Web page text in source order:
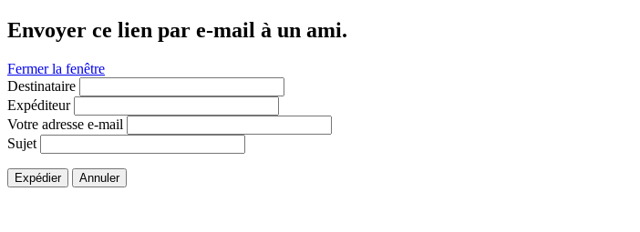
Envoyer ce lien par e-mail à un ami.
Fermer la fenêtre
Destinataire
Expéditeur
Votre adresse e-mail
Sujet
Expédier Annuler